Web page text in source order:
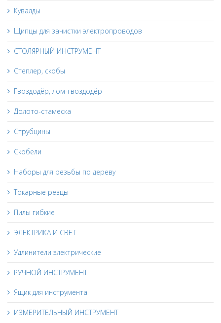
Кувалды
Щипцы для зачистки электропроводов
СТОЛЯРНЫЙ ИНСТРУМЕНТ
Степлер, скобы
Гвоздодёр, лом-гвоздодёр
Долото-стамеска
Струбцины
Скобели
Наборы для резьбы по дереву
Токарные резцы
Пилы гибкие
ЭЛЕКТРИКА И СВЕТ
Удлинители электрические
РУЧНОЙ ИНСТРУМЕНТ
Ящик для инструмента
ИЗМЕРИТЕЛЬНЫЙ ИНСТРУМЕНТ